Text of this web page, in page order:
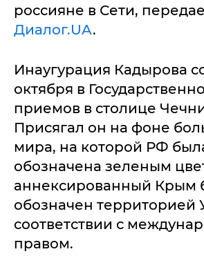
россияне в Сети,
Диалог.UA.
Инаугурация Кадырова
октября в
приемов в столице
Присягал он на фоне
мира, на которой РФ
обозначена зеленым
аннексированный Крым
обозначен территорией
соответствии с
правом.